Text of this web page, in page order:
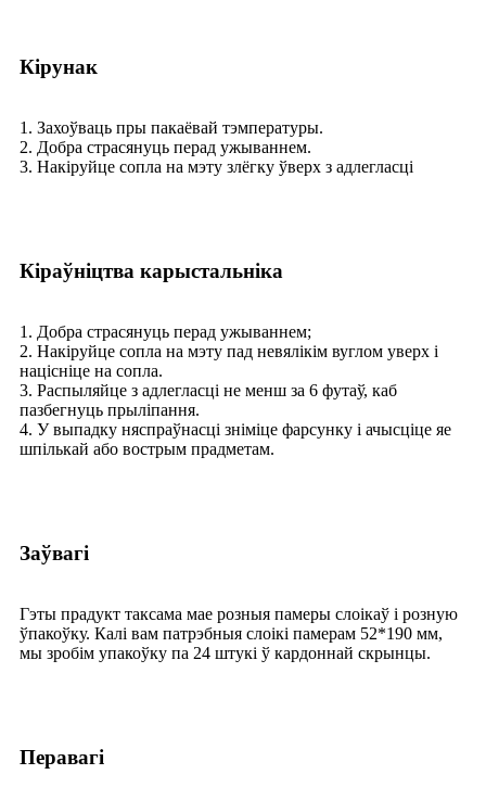
Кірунак
1. Захоўваць пры пакаёвай тэмпературы.
2. Добра страсянуць перад ужываннем.
3. Накіруйце сопла на мэту злёгку ўверх з адлегласці
Кіраўніцтва карыстальніка
1. Добра страсянуць перад ужываннем;
2. Накіруйце сопла на мэту пад невялікім вуглом уверх і
націсніце на сопла.
3. Распыляйце з адлегласці не менш за 6 футаў, каб
пазбегнуць прыліпання.
4. У выпадку няспраўнасці зніміце фарсунку і ачысціце яе
шпількай або вострым прадметам.
Заўвагі
Гэты прадукт таксама мае розныя памеры слоікаў і розную
ўпакоўку. Калі вам патрэбныя слоікі памерам 52*190 мм,
мы зробім упакоўку па 24 штукі ў кардоннай скрынцы.
Перавагі